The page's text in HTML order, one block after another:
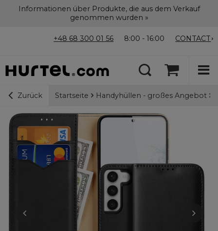
Informationen über Produkte, die aus dem Verkauf
genommen wurden »
+48 68 300 01 56 8:00 - 16:00 CONTACT
Zurück Startseite Handyhüllen - großes Angebot